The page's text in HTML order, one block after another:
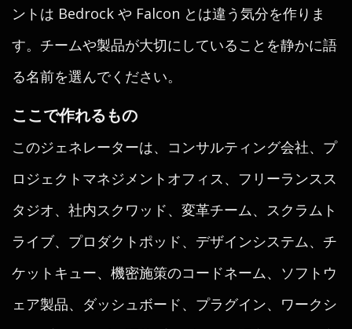
ントは Bedrock や Falcon とは違う気分を作りま
す。チームや製品が大切にしていることを静かに語
る名前を選んでください。
ここで作れるもの
このジェネレーターは、コンサルティング会社、プ
ロジェクトマネジメントオフィス、フリーランスス
タジオ、社内スクワッド、変革チーム、スクラムト
ライブ、プロダクトポッド、デザインシステム、チ
ケットキュー、機密施策のコードネーム、ソフトウ
ェア製品、ダッシュボード、プラグイン、ワークシ